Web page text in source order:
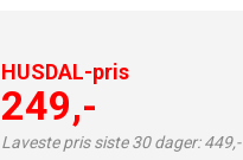
HUSDAL-pris
249,-
Laveste pris siste 30 dager: 449,-